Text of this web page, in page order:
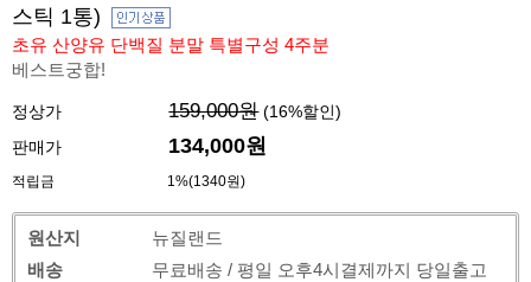
스틱 1통)
초유 산양유 단백질 분말 특별구성 4주분
베스트궁합!
정상가 159,000원 (16%할인)
판매가
134,000원
적립금 1%(1340원)
원산지
뉴질랜드
배송
무료배송 / 평일 오후4시결제까지 당일출고